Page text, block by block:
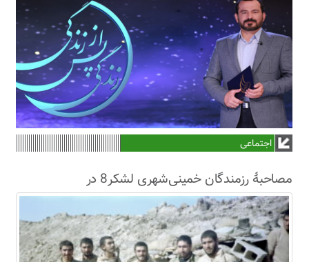
اجتماعی
مصاحبۀ رزمندگان خمینی‌شهری لشکر8 در
سال63+فیلم